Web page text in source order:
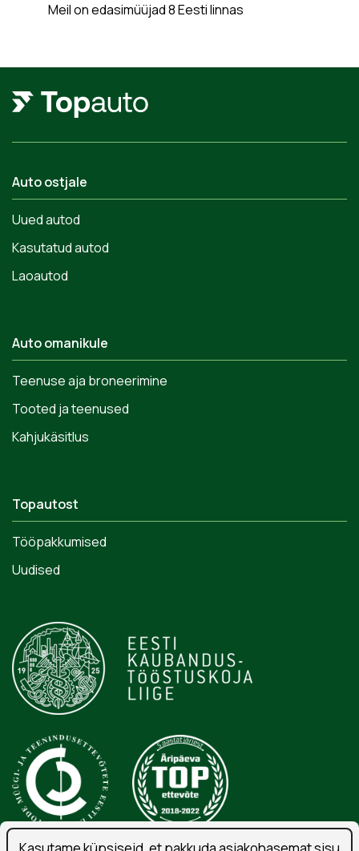
Meil on edasimüüjad 8 Eesti linnas
Auto ostjale
Uued autod
Kasutatud autod
Laoautod
Auto omanikule
Teenuse aja broneerimine
Tooted ja teenused
Kahjukäsitlus
Topautost
Tööpakkumised
Uudised